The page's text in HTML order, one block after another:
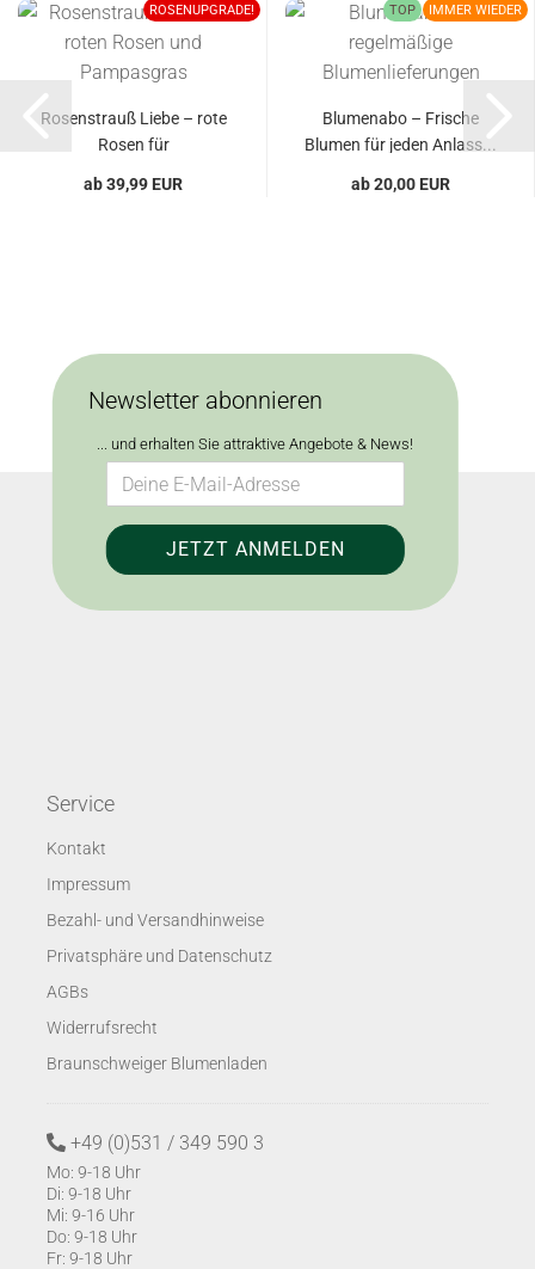
ROSENUPGRADE!
Rosenstrauß Liebe – rote
Rosen für
ab 39,99 EUR
TOP IMMER WIEDER
Blumenabo – Frische
Blumen für jeden Anlass...
ab 20,00 EUR
Newsletter abonnieren
... und erhalten Sie attraktive Angebote & News!
Service
Kontakt
Impressum
Bezahl- und Versandhinweise
Privatsphäre und Datenschutz
AGBs
Widerrufsrecht
Braunschweiger Blumenladen
+49 (0)531 / 349 590 3
Mo: 9-18 Uhr
Di: 9-18 Uhr
Mi: 9-16 Uhr
Do: 9-18 Uhr
Fr: 9-18 Uhr